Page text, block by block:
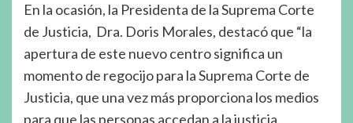
En la ocasión, la Presidenta de la Suprema Corte
de Justicia, Dra. Doris Morales, destacó que “la
apertura de este nuevo centro significa un
momento de regocijo para la Suprema Corte de
Justicia, que una vez más proporciona los medios
para que las personas accedan a la justicia,